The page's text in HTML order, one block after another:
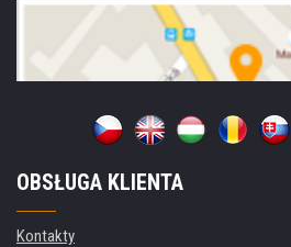
OBSŁUGA KLIENTA
Kontakty